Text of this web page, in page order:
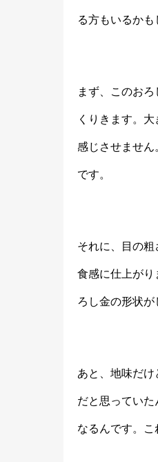
る方もいるかも
まず、このお
くりきます。
感じさせませ
です。
それに、目の
食感に仕上が
ろし金の形状が
あと、地味だ
だと思ってい
なるんです。こ